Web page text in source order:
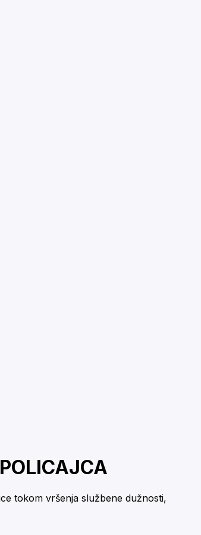
tokom vršenja službene dužnosti,